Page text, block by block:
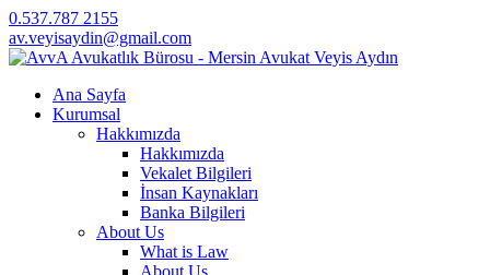
0.537.787 2155
av.veyisaydin@gmail.com
Ana Sayfa
Kurumsal
Hakkımızda
Hakkımızda
Vekalet Bilgileri
İnsan Kaynakları
Banka Bilgileri
About Us
What is Law
About Us